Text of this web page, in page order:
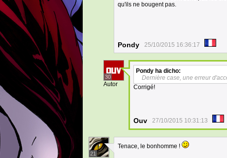
qu'ils ne bougent pas.
Pondy 25/10/2015 16:36:17
30
Autor
Pondy ha dicho:
Dernière case, une erreur
Corrigé!
Ouv 27/10/2015 10:31:13
21
Tenace, le bonhomme !